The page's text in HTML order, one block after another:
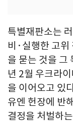
특별재판소는
비·실행한 고
을 묻는 것을 그
년 2월 우크라
을 이어오고 있
유엔 헌장에 반
결정을 처벌하